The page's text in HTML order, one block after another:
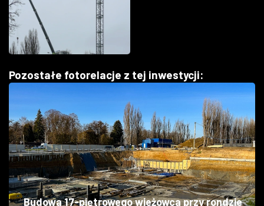
Pozostałe fotorelacje z tej inwestycji:
Budowa 17-piętrowego wieżowca przy rondzie